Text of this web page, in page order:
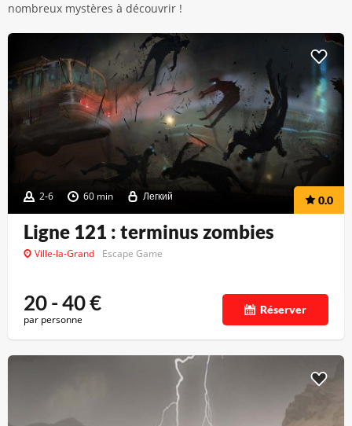
nombreux mystères à découvrir !
2-6 60 min Легкий 0.0
Ligne 121 : terminus zombies
Ville-la-Grand Escape Game
20 - 40€
par personne
Réserver